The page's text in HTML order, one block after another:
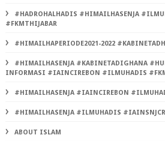
#HADROHALHADIS #HIMAILHASENJA
#FKMTHIJABAR
#HIMAILHAPERIODE2021-2022
#HIMAILHASENJA #KABINETADIGHANA
INFORMASI #IAINCIREBON #ILMUHADIS
#HIMAILHASENJA #IAINCIREBON
#HIMAILHASENJA #ILMUHADIS
ABOUT ISLAM